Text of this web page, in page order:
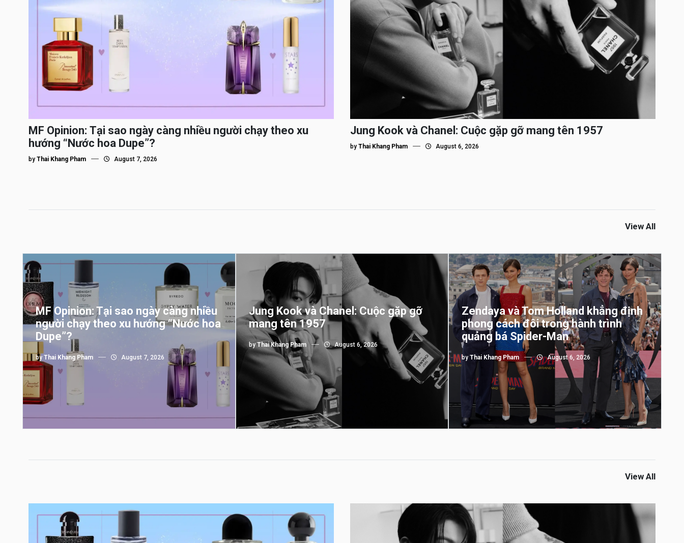
MF Opinion: Tại sao ngày càng nhiều người chạy theo xu
hướng “Nước hoa Dupe”?
by Thai Khang Pham August 7, 2026
Jung Kook và Chanel: Cuộc gặp gỡ mang tên 1957
by Thai Khang Pham August 6, 2026
View All
MF Opinion: Tại sao ngày càng nhiều
người chạy theo xu hướng “Nước hoa
Dupe”?
by Thai Khang Pham August 7, 2026
Jung Kook và Chanel: Cuộc gặp gỡ
mang tên 1957
by Thai Khang Pham August 6, 2026
Zendaya và Tom Holland khẳng định
phong cách đôi trong hành trình
quảng bá Spider-Man
byThai Khang Pham August 6, 2026
View All